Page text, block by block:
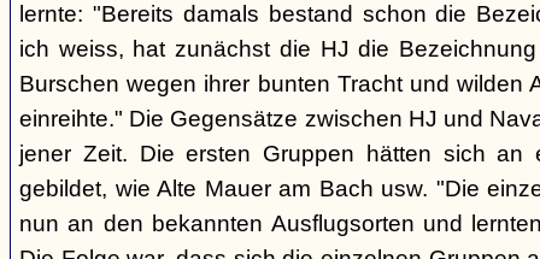
lernte: "Bereits damals bestand schon die
ich weiss, hat zunächst die HJ die
Burschen wegen ihrer bunten Tracht und wilden
einreihte." Die Gegensätze zwischen HJ und
jener Zeit. Die ersten Gruppen hätten sich an
gebildet, wie Alte Mauer am Bach usw. "Die
nun an den bekannten Ausflugsorten und